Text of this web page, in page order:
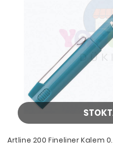
Artline 200 Fineliner Kalem